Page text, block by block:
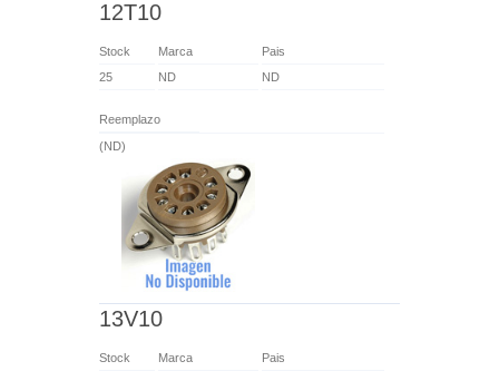
12T10
Stock Marca
Pais
25
ND ND
Reemplazo
(ND)
13V10
Stock Marca
Pais